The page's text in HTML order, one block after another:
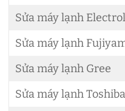
Sửa máy lạnh
Sửa máy lạnh
Sửa máy lạnh Gree
Sửa máy lạnh Toshiba